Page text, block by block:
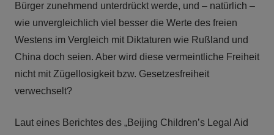
Bürger zunehmend unterdrückt werde, und – natürlich –
wie unvergleichlich viel besser die Werte des freien
Westens im Vergleich mit Diktaturen wie Rußland und
China doch seien. Aber wird diese vermeintliche Freiheit
nicht mit Zügellosigkeit bzw. Gesetzesfreiheit
verwechselt?
Laut eines Berichtes des „Beijing Children’s Legal Aid